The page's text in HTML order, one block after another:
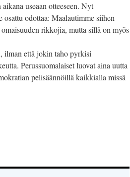
useaan otteeseen. Nyt
odottaa: Maalautimme siihen
rikkojia, mutta sillä on myös
ilman että jokin taho pyrkisi
Perussuomalaiset luovat aina uutta
pelisäännöillä kaikkialla missä